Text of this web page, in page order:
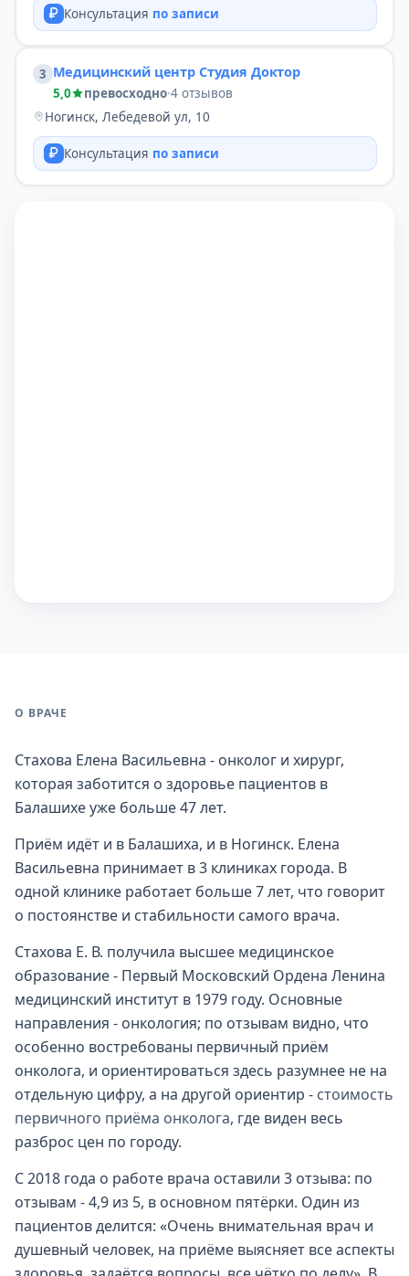
Консультация по записи
3 Медицинский центр Студия Доктор
5,0 превосходно·4 отзывов
Ногинск, Лебедевой ул, 10
Консультация по записи
О ВРАЧЕ
Стахова Елена Васильевна - онколог и хирург,
которая заботится о здоровье пациентов в
Балашихе уже больше 47 лет.
Приём идёт и в Балашиха, и в Ногинск. Елена
Васильевна принимает в 3 клиниках города. В
одной клинике работает больше 7 лет, что говорит
о постоянстве и стабильности самого врача.
Стахова Е. В. получила высшее медицинское
образование - Первый Московский Ордена Ленина
медицинский институт в 1979 году. Основные
направления - онкология; по отзывам видно, что
особенно востребованы первичный приём
онколога, и ориентироваться здесь разумнее не на
отдельную цифру, а на другой ориентир - стоимость
первичного приёма онколога, где виден весь
разброс цен по городу.
С 2018 года о работе врача оставили 3 отзыва: по
отзывам - 4,9 из 5, в основном пятёрки. Один из
пациентов делится: «Очень внимательная врач и
душевный человек, на приёме выясняет все аспекты